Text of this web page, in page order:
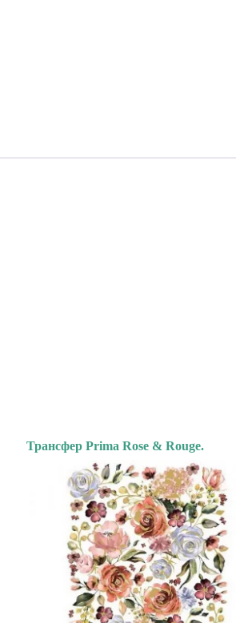
Трансфер Prima Rose & Rouge.